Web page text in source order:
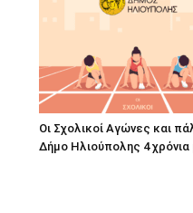
Οι Σχολικοί Αγώνες και
Δήμο Ηλιούπολης 4